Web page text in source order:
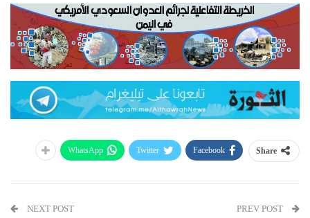
Share
Facebook
Twitter
WhatsApp
NEXT POST